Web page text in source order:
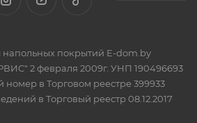
покрытий E-dom.by
2 февраля 2009г. УНП 190496693
номер в Торговом реестре 399933
в Торговый реестр 08.12.2017